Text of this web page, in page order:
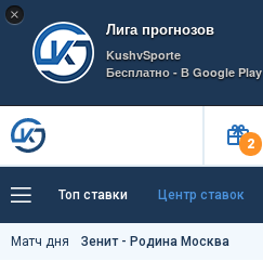
×
Лига прогнозов
KushvSporte
Бесплатно - В Google Play
2
Топ ставки Центр ставок
Тренды Букмекеры
Матч дня Зенит - Родина Москва